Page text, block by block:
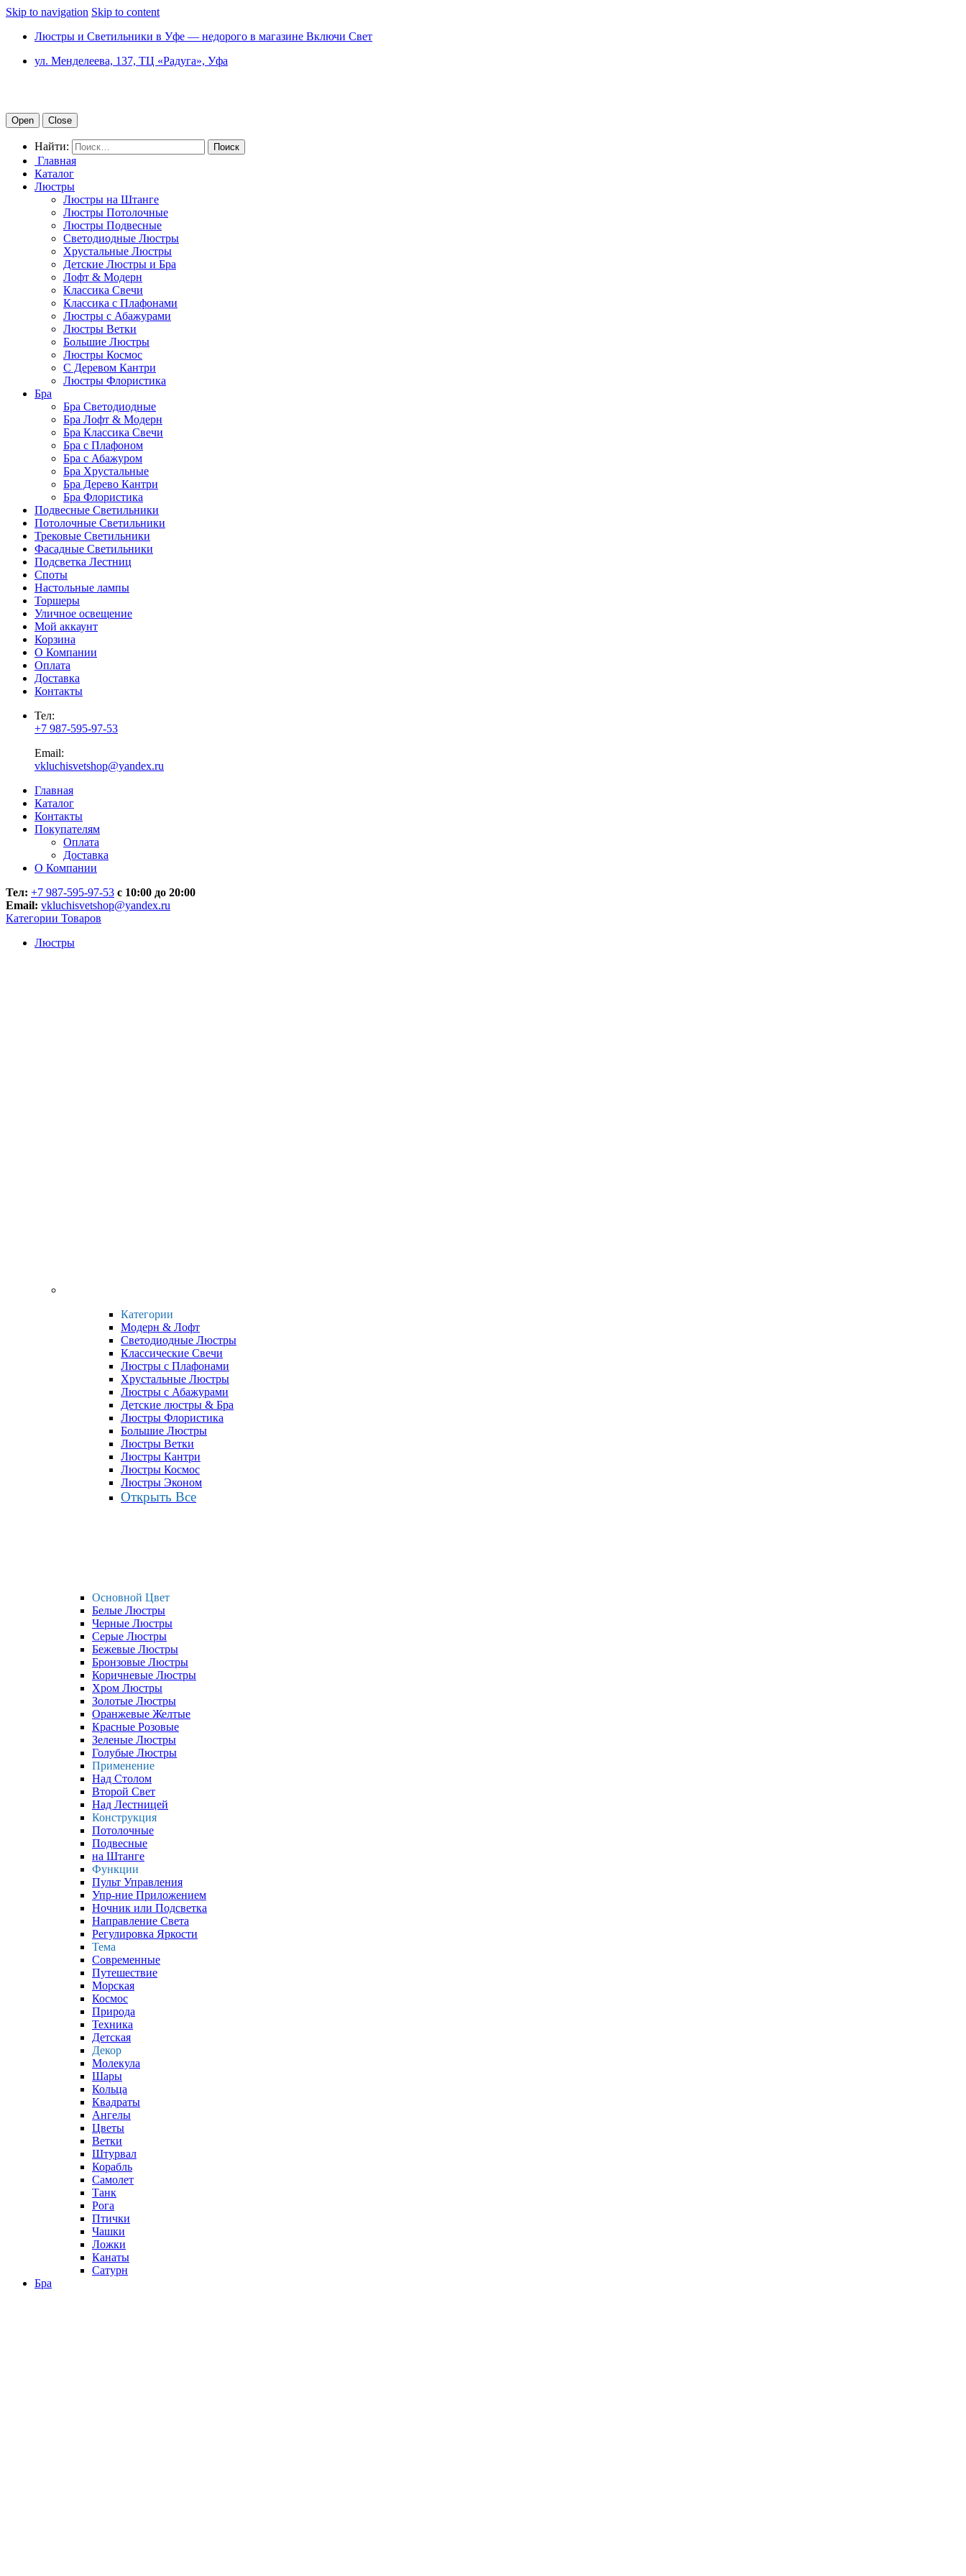
Skip to navigation Skip to content
Люстры и Светильники в Уфе — недорого в магазине Включи Свет
ул. Менделеева, 137, ТЦ «Радуга», Уфа
Open Close
Найти:
Главная
Каталог
Люстры
Люстры на Штанге
Люстры Потолочные
Люстры Подвесные
Светодиодные Люстры
Хрустальные Люстры
Детские Люстры и Бра
Лофт & Модерн
Классика Свечи
Классика с Плафонами
Люстры с Абажурами
Люстры Ветки
Большие Люстры
Люстры Космос
С Деревом Кантри
Люстры Флористика
Бра
Бра Светодиодные
Бра Лофт & Модерн
Бра Классика Свечи
Бра с Плафоном
Бра с Абажуром
Бра Хрустальные
Бра Дерево Кантри
Бра Флористика
Подвесные Светильники
Потолочные Светильники
Трековые Светильники
Фасадные Светильники
Подсветка Лестниц
Споты
Настольные лампы
Торшеры
Уличное освещение
Мой аккаунт
Корзина
О Компании
Оплата
Доставка
Контакты
Тел:
+7 987-595-97-53
Email:
vkluchisvetshop@yandex.ru
Главная
Каталог
Контакты
Покупателям
Оплата
Доставка
О Компании
Тел: +7 987-595-97-53 с 10:00 до 20:00
Email: vkluchisvetshop@yandex.ru
Категории Товаров
Люстры
Категории
Модерн & Лофт
Светодиодные Люстры
Классические Свечи
Люстры с Плафонами
Хрустальные Люстры
Люстры с Абажурами
Детские люстры & Бра
Люстры Флористика
Большие Люстры
Люстры Ветки
Люстры Кантри
Люстры Космос
Люстры Эконом
Открыть Все
Основной Цвет
Белые Люстры
Черные Люстры
Серые Люстры
Бежевые Люстры
Бронзовые Люстры
Коричневые Люстры
Хром Люстры
Золотые Люстры
Оранжевые Желтые
Красные Розовые
Зеленые Люстры
Голубые Люстры
Применение
Над Столом
Второй Свет
Над Лестницей
Конструкция
Потолочные
Подвесные
на Штанге
Функции
Пульт Управления
Упр-ние Приложением
Ночник или Подсветка
Направление Света
Регулировка Яркости
Тема
Современные
Путешествие
Морская
Космос
Природа
Техника
Детская
Декор
Молекула
Шары
Кольца
Квадраты
Ангелы
Цветы
Ветки
Штурвал
Корабль
Самолет
Танк
Рога
Птички
Чашки
Ложки
Канаты
Сатурн
Бра